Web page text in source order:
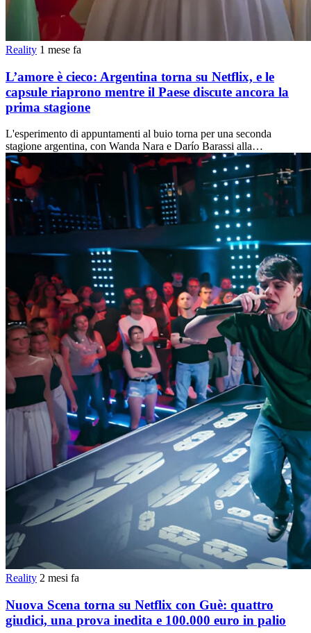
Reality 1 mese fa
L’amore è cieco: Argentina torna su Netflix, e le
capsule riaprono mentre il Paese discute ancora la
prima stagione
L'esperimento di appuntamenti al buio torna per una seconda
stagione argentina, con Wanda Nara e Darío Barassi alla…
Reality 2 mesi fa
Nuova Scena torna su Netflix con Guè: quattro
giudici, una prova inedita e 100.000 euro in palio